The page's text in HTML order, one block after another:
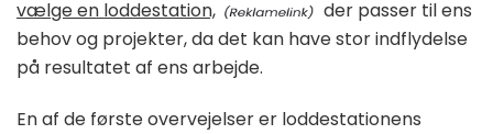
vælge en loddestation,
der passer til ens
behov og projekter, da det kan have stor indflydelse
på resultatet af ens arbejde.
En af de første overvejelser er loddestationens